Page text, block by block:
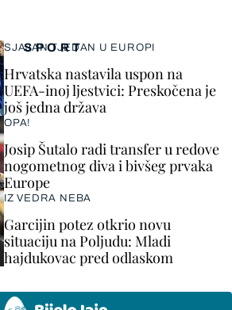
SPORT
SJAJAN TJEDAN U EUROPI
Hrvatska nastavila uspon na
UEFA-inoj ljestvici: Preskočena je
još jedna država
OPA!
Josip Šutalo radi transfer u redove
nogometnog diva i bivšeg prvaka
Europe
IZ VEDRA NEBA
Garcijin potez otkrio novu
situaciju na Poljudu: Mladi
hajdukovac pred odlaskom